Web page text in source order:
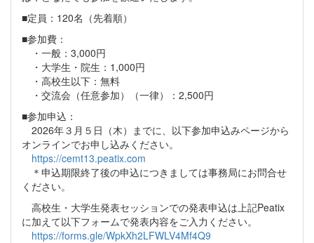
■定員：120名（先着順）
■参加費：
・一般：3,000円
・大学生・院生：1,000円
・高校生以下：無料
・交流会（任意参加）（一律）：2,500円
■参加申込：
2026年３月５日（木）までに、以下参加申込みページから
オンラインでお申し込みください。
https://cemt13.peatix.com
＊申込期限終了後の申込につきましては事務局にお問合せ
ください。
高校生・大学生発表セッションでの発表申込は上記Peatix
に加えて以下フォームで発表内容をご入力ください。
https://forms.gle/WpkXh2LFWLV4Mf4Q9